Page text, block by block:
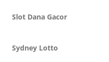
Slot Dana Gacor
Sydney Lotto